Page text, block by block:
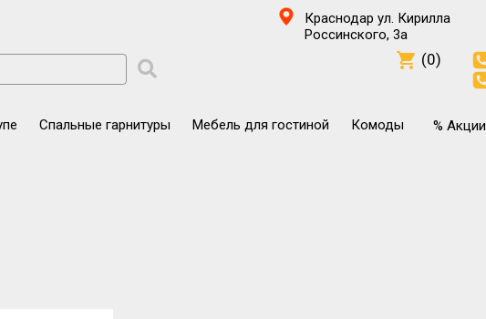
Краснодар ул. Кирилла
Россинского, 3а
Спальные гарнитуры Мебель для гостиной Комоды % Акции
(0)